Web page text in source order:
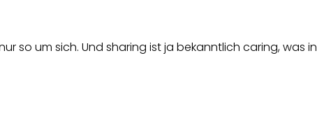
so um sich. Und sharing ist ja bekanntlich caring, was in